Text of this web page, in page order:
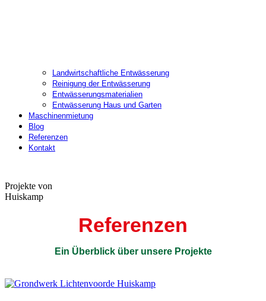
Landwirtschaftliche Entwässerung
Reinigung der Entwässerung
Entwässerungsmaterialien
Entwässerung Haus und Garten
Maschinenmietung
Blog
Referenzen
Kontakt
menu
menu
Projekte von
Huiskamp
Referenzen
Ein Überblick über unsere Projekte